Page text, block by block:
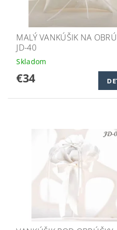
MALÝ VANKÚŠIK NA
JD-40
Skladom
€34